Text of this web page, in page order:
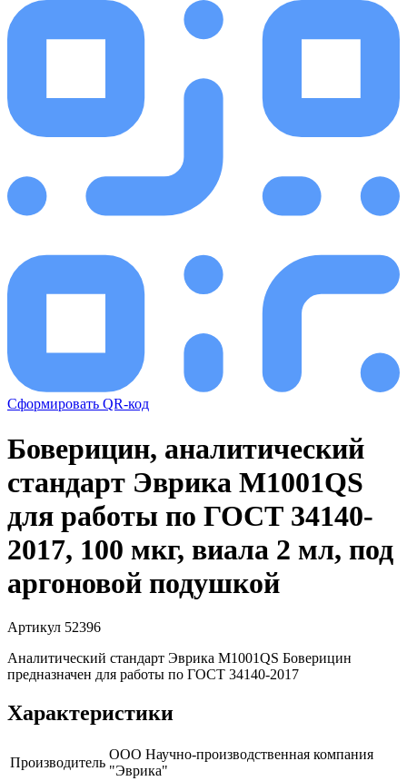
Сформировать QR-код
Боверицин, аналитический
стандарт Эврика M1001QS
для работы по ГОСТ 34140-
2017, 100 мкг, виала 2 мл, под
аргоновой подушкой
Артикул 52396
Аналитический стандарт Эврика M1001QS Боверицин
предназначен для работы по ГОСТ 34140-2017
Характеристики
Производитель
ООО Научно-производственная компания
"Эврика"